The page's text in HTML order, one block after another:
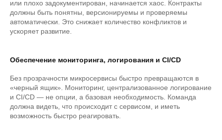
или плохо задокументирован, начинается хаос. Контракты
должны быть понятны, версионируемы и проверяемы
автоматически. Это снижает количество конфликтов и
ускоряет развитие.
Обеспечение мониторинга, логирования и CI/CD
Без прозрачности микросервисы быстро превращаются в
«черный ящик». Мониторинг, централизованное логирование
и CI/CD — не опции, а базовая необходимость. Команда
должна видеть, что происходит с сервисом, и иметь
возможность быстро реагировать.